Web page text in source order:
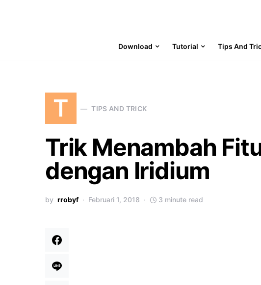
Download Tutorial Tips And
T TIPS AND TRICK
Trik Menambah
dengan Iridium
by rrobyf Februari 1, 2018 3 minute read